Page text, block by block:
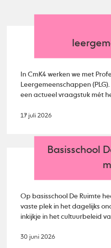
In CmK4 werken we met
Leergemeenschappen
een actueel vraagstuk mét
17 juli 2026
Basisschool
Op basisschool De Ruimte
vaste plek in het dagelijks
inkijkje in het cultuurbeleid
30 juni 2026